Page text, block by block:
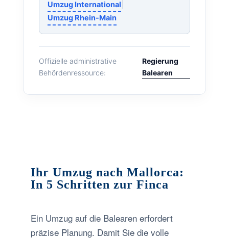
Umzug International
Umzug Rhein-Main
Offizielle administrative
Behördenressource:
Regierung
Balearen
Ihr Umzug nach Mallorca:
In 5 Schritten zur Finca
Ein Umzug auf die Balearen erfordert
präzise Planung. Damit Sie die volle